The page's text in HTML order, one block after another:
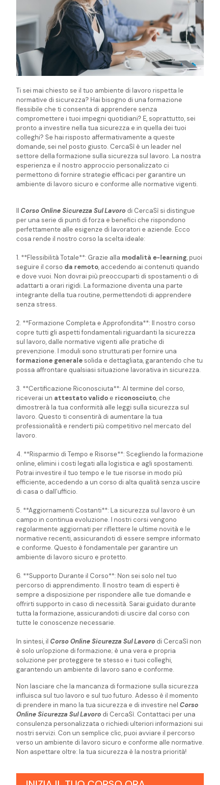
Ti sei mai chiesto se il tuo ambiente di lavoro rispetta le
normative di sicurezza? Hai bisogno di una formazione
flessibile che ti consenta di apprendere senza
compromettere i tuoi impegni quotidiani? E, soprattutto, sei
pronto a investire nella tua sicurezza e in quella dei tuoi
colleghi? Se hai risposto affermativamente a queste
domande, sei nel posto giusto. CercaSì è un leader nel
settore della formazione sulla sicurezza sul lavoro. La nostra
esperienza e il nostro approccio personalizzato ci
permettono di fornire strategie efficaci per garantire un
ambiente di lavoro sicuro e conforme alle normative vigenti.
Il Corso Online Sicurezza Sul Lavoro di CercaSì si distingue
per una serie di punti di forza e benefici che rispondono
perfettamente alle esigenze di lavoratori e aziende. Ecco
cosa rende il nostro corso la scelta ideale:
1. **Flessibilità Totale**: Grazie alla modalità e-learning, puoi
seguire il corso da remoto, accedendo ai contenuti quando
e dove vuoi. Non dovrai più preoccuparti di spostamenti o di
adattarti a orari rigidi. La formazione diventa una parte
integrante della tua routine, permettendoti di apprendere
senza stress.
2. **Formazione Completa e Approfondita**: Il nostro corso
copre tutti gli aspetti fondamentali riguardanti la sicurezza
sul lavoro, dalle normative vigenti alle pratiche di
prevenzione. I moduli sono strutturati per fornire una
formazione generalesolida e dettagliata, garantendo che tu
possa affrontare qualsiasi situazione lavorativa in sicurezza.
3. **Certificazione Riconosciuta**: Al termine del corso,
riceverai un attestatovalido e riconosciuto, che
dimostrerà la tua conformità alle leggi sulla sicurezza sul
lavoro. Questo ti consentirà di aumentare la tua
professionalità e renderti più competitivo nel mercato del
lavoro.
4. **Risparmio di Tempo e Risorse**: Scegliendo la formazione
online, elimini i costi legati alla logistica e agli spostamenti.
Potrai investire il tuo tempo e le tue risorse in modo più
efficiente, accedendo a un corso di alta qualità senza uscire
di casa o dall’ufficio.
5. **Aggiornamenti Costanti**: La sicurezza sul lavoro è un
campo in continua evoluzione. I nostri corsi vengono
regolarmente aggiornati per riflettere le ultime novità e le
normative recenti, assicurandoti di essere sempre informato
e conforme. Questo è fondamentale per garantire un
ambiente di lavoro sicuro e protetto.
6. **Supporto Durante il Corso**: Non sei solo nel tuo
percorso di apprendimento. Il nostro team di esperti è
sempre a disposizione per rispondere alle tue domande e
offrirti supporto in caso di necessità. Sarai guidato durante
tutta la formazione, assicurandoti di uscire dal corso con
tutte le conoscenze necessarie.
In sintesi, il Corso Online Sicurezza Sul Lavoro di CercaSì non
è solo un'opzione di formazione; è una vera e propria
soluzione per proteggere te stesso e i tuoi colleghi,
garantendo un ambiente di lavoro sano e conforme.
Non lasciare che la mancanza di formazione sulla sicurezza
influisca sul tuo lavoro e sul tuo futuro. Adesso è il momento
di prendere in mano la tua sicurezza e di investire nel Corso
Online Sicurezza Sul Lavoro di CercaSì. Contattaci per una
consulenza personalizzata o richiedi ulteriori informazioni sui
nostri servizi. Con un semplice clic, puoi avviare il percorso
verso un ambiente di lavoro sicuro e conforme alle normative.
Non aspettare oltre: la tua sicurezza è la nostra priorità!